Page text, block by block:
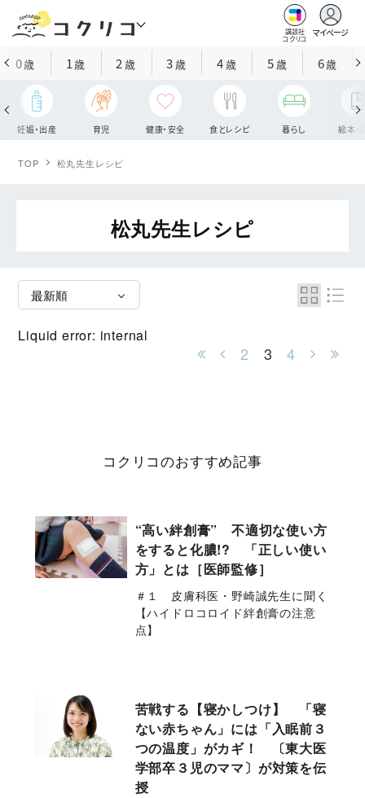
講談社
コクリコ
マイページ
0歳 1歳 2 歳 3歳 4歳 5歳 6歳
妊娠・出産 育児 健康・安全 食とレシピ 暮らし 絵本・
TOP 松丸先生レシピ
松丸先生レシピ
Liquid error: internal
2 3 4
コクリコのおすすめ記事
“高い絆創膏” 不適切な使い方
をすると化膿!? 「正しい使い
方」とは［医師監修］
＃１ 皮膚科医・野崎誠先生に聞く
【ハイドロコロイド絆創膏の注意
点】
苦戦する【寝かしつけ】 「寝
ない赤ちゃん」には「入眠前３
つの温度」がカギ！ 〔東大医
学部卒３児のママ〕が対策を伝
授